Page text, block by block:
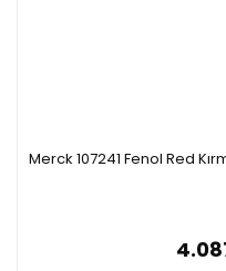
Merck 107241 Fenol Red